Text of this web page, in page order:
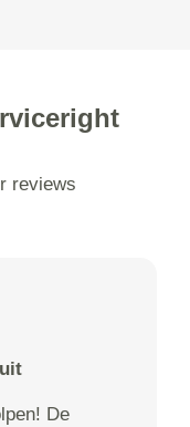
reviews
De